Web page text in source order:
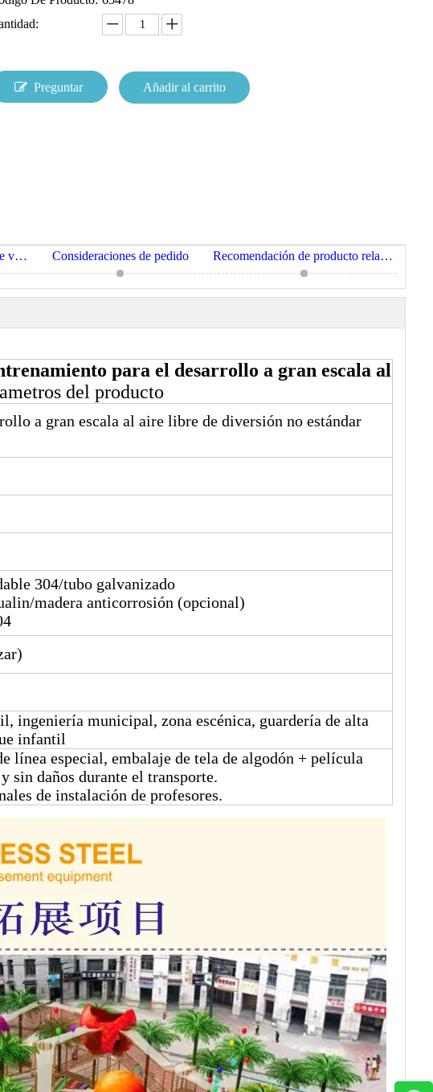
Preguntar Añadir al carrito
Recomendación de producto de viaje no estándar Consideraciones de pedido Recomendación de producto relacionado
para el desarrollo a gran escala al
del producto
a gran escala al aire libre de diversión no estándar
304/tubo galvanizado
madera anticorrosión (opcional)
ingeniería municipal, zona escénica, guardería de alta
infantil
línea especial, embalaje de tela de algodón + película
sin daños durante el transporte.
de instalación de profesores.